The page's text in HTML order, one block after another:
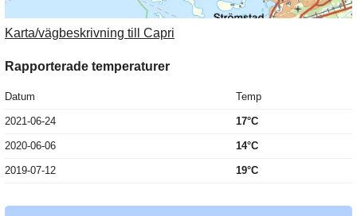
Karta/vägbeskrivning till Capri
Rapporterade temperaturer
Datum Temp
2021-06-24 17°C
2020-06-06 14°C
2019-07-12 19°C